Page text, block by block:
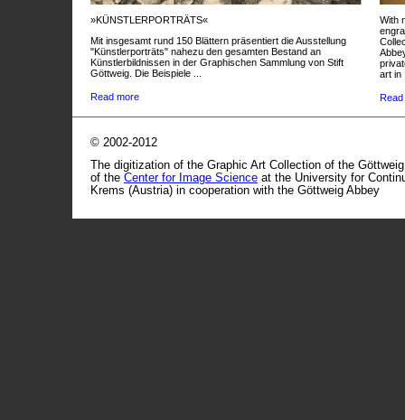
»KÜNSTLERPORTRÄTS«
Mit insgesamt rund 150 Blättern präsentiert die Ausstellung
"Künstlerporträts" nahezu den gesamten Bestand an
Künstlerbildnissen in der Graphischen Sammlung von Stift
Göttweig. Die Beispiele ...
Read more
With
art in
© 2002-2012
The digitization of the Graphic Art Collection of the
of the Center for Image Science at the University for
Krems (Austria) in cooperation with the Göttweig Abbey